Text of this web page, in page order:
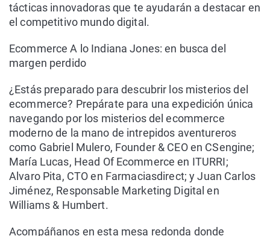
tácticas innovadoras que te ayudarán a destacar en
el competitivo mundo digital.
Ecommerce A lo Indiana Jones: en busca del
margen perdido
¿Estás preparado para descubrir los misterios del
ecommerce? Prepárate para una expedición única
navegando por los misterios del ecommerce
moderno de la mano de intrepidos aventureros
como Gabriel Mulero, Founder & CEO en CSengine;
María Lucas, Head Of Ecommerce en ITURRI;
Alvaro Pita, CTO en Farmaciasdirect; y Juan Carlos
Jiménez, Responsable Marketing Digital en
Williams & Humbert.
Acompáñanos en esta mesa redonda donde